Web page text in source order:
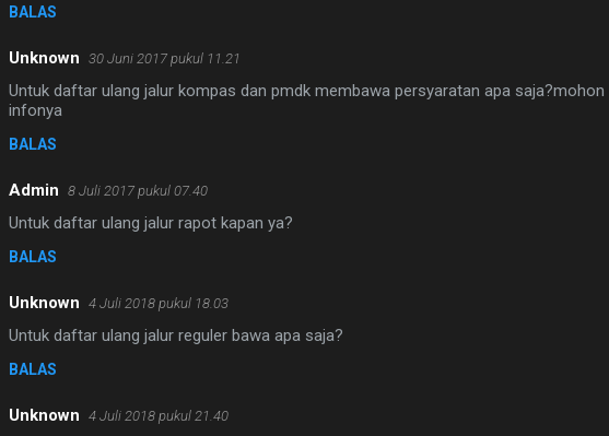
BALAS
Unknown 30 Juni 2017 pukul 11.21
Untuk daftar ulang jalur kompas dan pmdk membawa persyaratan apa saja?mohon
infonya
BALAS
Admin 8 Juli 2017 pukul 07.40
Untuk daftar ulang jalur rapot kapan ya?
BALAS
Unknown 4 Juli 2018 pukul 18.03
Untuk daftar ulang jalur reguler bawa apa saja?
BALAS
Unknown 4 Juli 2018 pukul 21.40